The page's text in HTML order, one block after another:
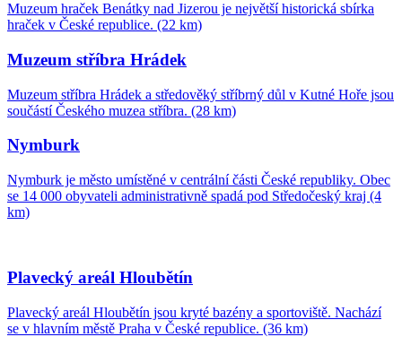
Muzeum hraček Benátky nad Jizerou je největší historická sbírka
hraček v České republice. (22 km)
Muzeum stříbra Hrádek
Muzeum stříbra Hrádek a středověký stříbrný důl v Kutné Hoře jsou
součástí Českého muzea stříbra. (28 km)
Nymburk
Nymburk je město umístěné v centrální části České republiky. Obec
se 14 000 obyvateli administrativně spadá pod Středočeský kraj (4
km)
Plavecký areál Hloubětín
Plavecký areál Hloubětín jsou kryté bazény a sportoviště. Nachází
se v hlavním městě Praha v České republice. (36 km)